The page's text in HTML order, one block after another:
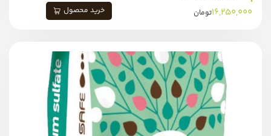
16,250,000تومان خرید محصول